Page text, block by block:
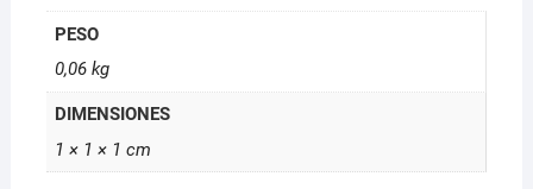
PESO
0,06 kg
DIMENSIONES
1 × 1 × 1 cm